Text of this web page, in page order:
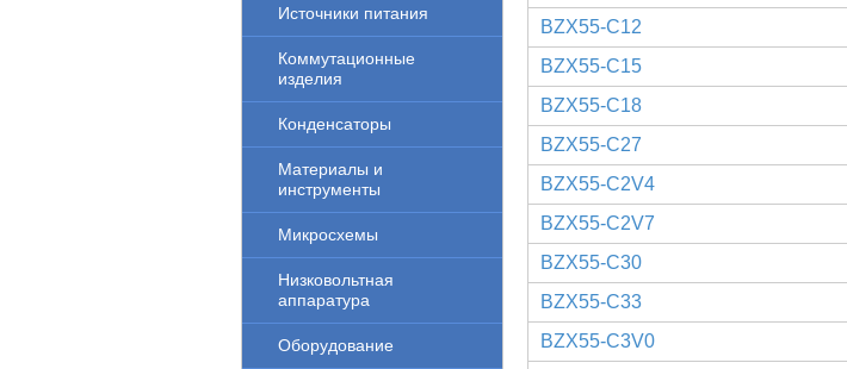
Источники питания
Коммутационные
изделия
Конденсаторы
Материалы и
инструменты
Микросхемы
Низковольтная
аппаратура
Оборудование
BZX55-C12
BZX55-C15
BZX55-C18
BZX55-C27
BZX55-C2V4
BZX55-C2V7
BZX55-C30
BZX55-C33
BZX55-C3V0